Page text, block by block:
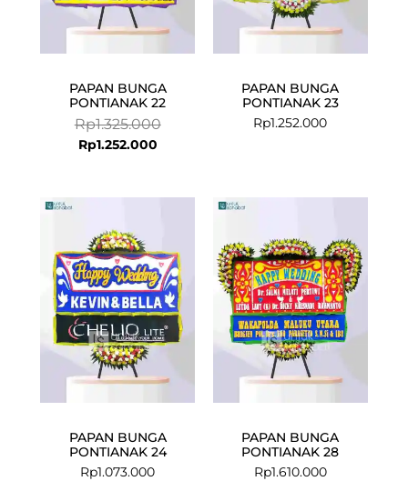
PAPAN BUNGA
PONTIANAK 22
Rp1.325.000
Rp1.252.000
PAPAN BUNGA
PONTIANAK 23
Rp1.252.000
PAPAN BUNGA
PONTIANAK 24
Rp1.073.000
PAPAN BUNGA
PONTIANAK 28
Rp1.610.000